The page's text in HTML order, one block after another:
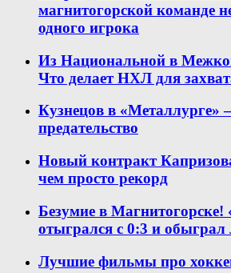
магнитогорской команде
одного игрока
Из Национальной в
Что делает НХЛ для
Кузнецов в «Металлурге»
предательство
Новый контракт
чем просто рекорд
Безумие в Магнитогорске!
отыгрался с 0:3 и обыграл
Лучшие фильмы про